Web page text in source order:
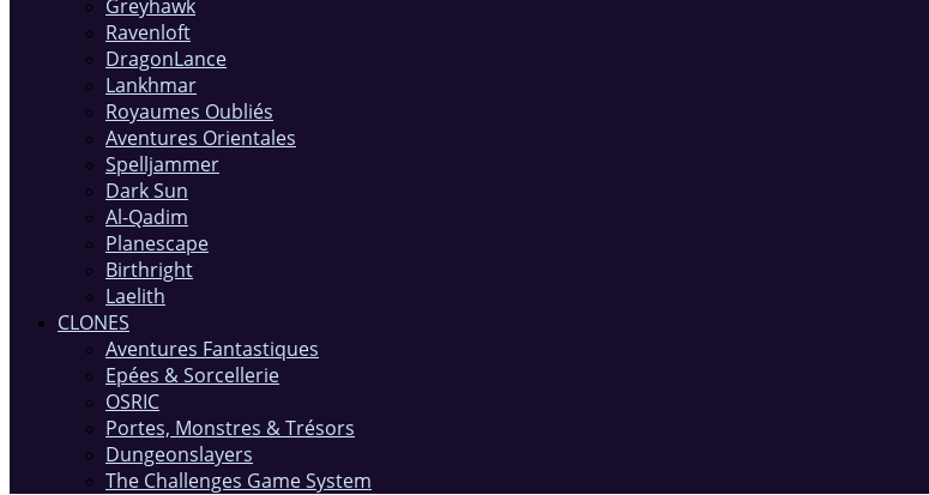
Greyhawk
Ravenloft
DragonLance
Lankhmar
Royaumes Oubliés
Aventures Orientales
Spelljammer
Dark Sun
Al-Qadim
Planescape
Birthright
Laelith
CLONES
Aventures Fantastiques
Epées & Sorcellerie
OSRIC
Portes, Monstres & Trésors
Dungeonslayers
The Challenges Game System